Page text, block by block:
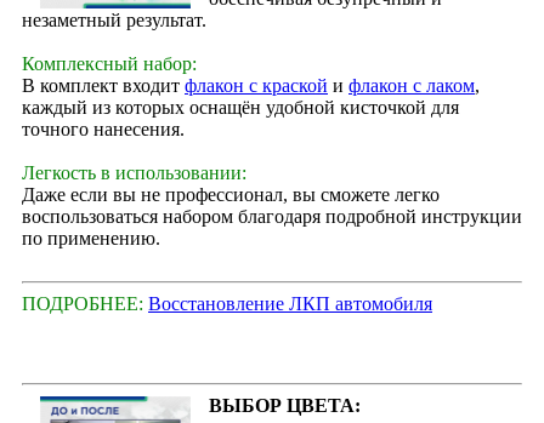
незаметный результат.
Комплексный набор:
В комплект входит флакон с краской и флакон с лаком,
каждый из которых оснащён удобной кисточкой для
точного нанесения.
Легкость в использовании:
Даже если вы не профессионал, вы сможете легко
воспользоваться набором благодаря подробной инструкции
по применению.
ПОДРОБНЕЕ: Восстановление ЛКП автомобиля
ВЫБОР ЦВЕТА: